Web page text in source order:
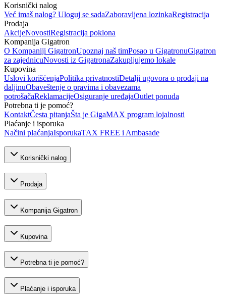
Korisnički nalog
Već imaš nalog? Uloguj se sadaZaboravljena lozinkaRegistracija
Prodaja
AkcijeNovostiRegistracija poklona
Kompanija Gigatron
O Kompaniji GigatronUpoznaj naš timPosao u GigatronuGigatron
za zajednicuNovosti iz GigatronaZakupljujemo lokale
Kupovina
Uslovi korišćenjaPolitika privatnostiDetalji ugovora o prodaji na
daljinuObaveštenje o pravima i obavezama
potrošačaReklamacijeOsiguranje uređajaOutlet ponuda
Potrebna ti je pomoć?
KontaktČesta pitanjaŠta je GigaMAX program lojalnosti
Plaćanje i isporuka
Načini plaćanjaIsporukaTAX FREE i Ambasade
Korisnički nalog
Prodaja
Kompanija Gigatron
Kupovina
Potrebna ti je pomoć?
Plaćanje i isporuka